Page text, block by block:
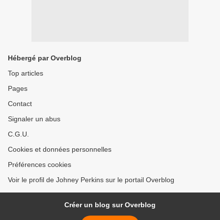
Hébergé par Overblog
Top articles
Pages
Contact
Signaler un abus
C.G.U.
Cookies et données personnelles
Préférences cookies
Voir le profil de Johney Perkins sur le portail Overblog
Créer un blog sur Overblog